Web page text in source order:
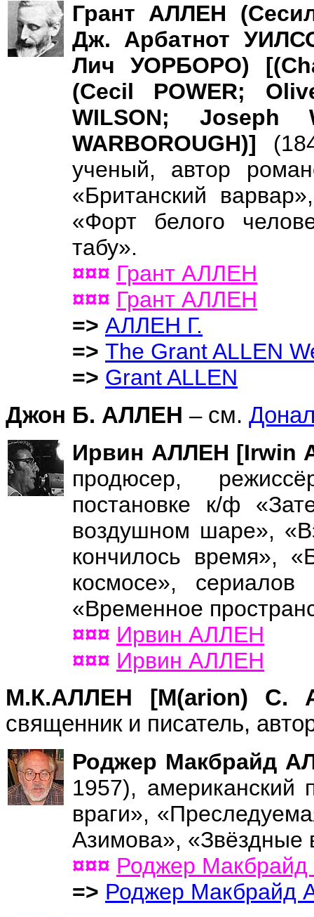
Грант АЛЛЕН
Дж. Арбатнот
Лич УОРБОРО)
(Cecil POWER;
WILSON; Joseph
WARBOROUGH)]
ученый, автор
«Британский
«Форт белого
табу».
¤¤¤ Грант АЛЛЕН
¤¤¤ Грант АЛЛЕН
=> АЛЛЕН Г.
=> The Grant ALLEN
=> Grant ALLEN
Джон Б. АЛЛЕН – см.
Ирвин АЛЛЕН [Irwin
продюсер,
постановке к/ф
воздушном шаре»,
кончилось время»,
космосе»,
«Временное
¤¤¤ Ирвин АЛЛЕН
¤¤¤ Ирвин АЛЛЕН
М.К.АЛЛЕН [M(arion) C.
священник и писатель,
Роджер Макбрайд
1957), американский
враги»,
Азимова», «Звёздные
¤¤¤ Роджер
=> Роджер Макбрайд